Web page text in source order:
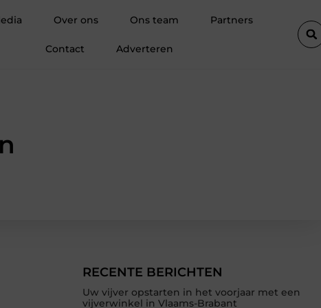
Over ons Ons team Partners
Contact Adverteren
RECENTE BERICHTEN
Uw vijver opstarten in het voorjaar met een
vijverwinkel in Vlaams-Brabant